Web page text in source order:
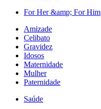
For Her &amp; For Him
Amizade
Celibato
Gravidez
Idosos
Maternidade
Mulher
Paternidade
Saúde